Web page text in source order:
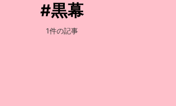
#黒幕
1件の記事